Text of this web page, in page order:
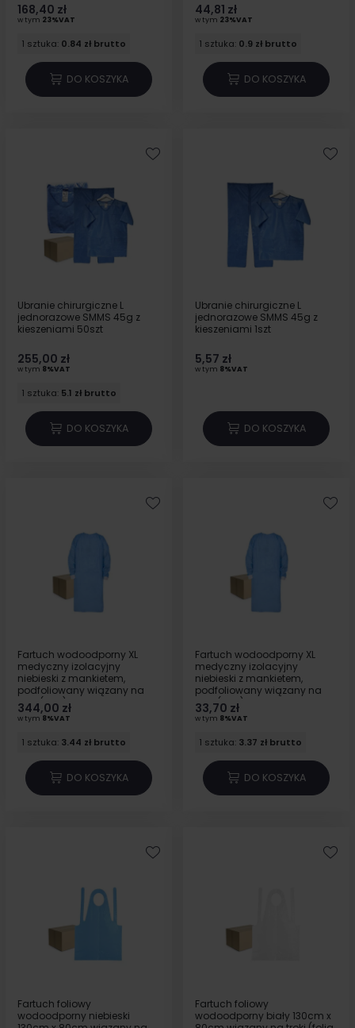
168,40 zł
w tym 23%VAT
1 sztuka: 0.84 zł brutto
DO KOSZYKA
44,81 zł
w tym 23%VAT
1 sztuka: 0.9 zł brutto
DO KOSZYKA
Ubranie chirurgiczne L
jednorazowe SMMS 45g z
kieszeniami 50szt
255,00 zł
w tym 8%VAT
1 sztuka: 5.1 zł brutto
DO KOSZYKA
Ubranie chirurgiczne L
jednorazowe SMMS 45g z
kieszeniami 1szt
5,57 zł
w tym 8%VAT
DO KOSZYKA
Fartuch wodoodporny XL
medyczny izolacyjny
niebieski z mankietem,
podfoliowany wiązany na
troki (30g) 100szt
344,00 zł
w tym 8%VAT
1 sztuka: 3.44 zł brutto
DO KOSZYKA
Fartuch wodoodporny XL
medyczny izolacyjny
niebieski z mankietem,
podfoliowany wiązany na
troki (30g) 10szt
33,70 zł
w tym 8%VAT
1 sztuka: 3.37 zł brutto
DO KOSZYKA
Fartuch foliowy
wodoodporny niebieski
Fartuch foliowy
wodoodporny biały 130cm x